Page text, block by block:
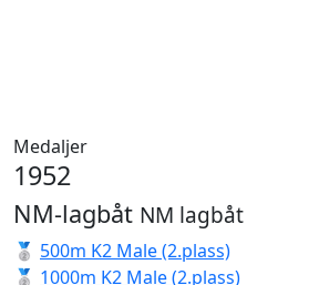
Medaljer
1952
NM-lagbåt NM lagbåt
🥈 500m K2 Male (2.plass)
🥈 1000m K2 Male (2.plass)